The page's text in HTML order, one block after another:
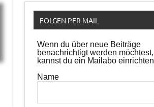
FOLGEN PER MAIL
Wenn du über neue Beiträge
benachrichtigt werden möchtest,
kannst du ein Mailabo einrichten
Name